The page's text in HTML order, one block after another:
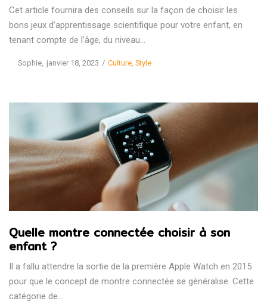
Cet article fournira des conseils sur la façon de choisir les
bons jeux d’apprentissage scientifique pour votre enfant, en
tenant compte de l’âge, du niveau…
bySophie Posted
janvier 18, 2023
Posted
Culture Style
Quelle montre connectée choisir à son
enfant ?
Il a fallu attendre la sortie de la première Apple Watch en 2015
pour que le concept de montre connectée se généralise. Cette
catégorie de…